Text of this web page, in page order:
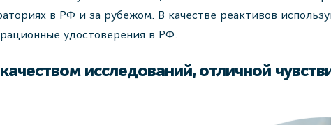
в РФ и за рубежом. В качестве реактивов
удостоверения в РФ.
исследований, отличной